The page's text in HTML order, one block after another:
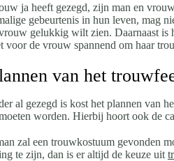
ja heeft gezegd, zijn man en
gebeurtenis in hun leven, mag
gelukkig wilt zien. Daarnaast is
voor de vrouw spannend om haar
van het
al gezegd is kost het plannen van
worden. Hierbij hoort ook de
zal een trouwkostuum gevonden
te zijn, dan is er altijd de keuze uit